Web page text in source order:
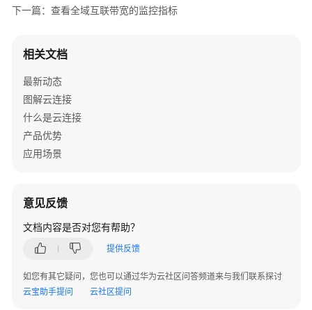
与
CES
服
心
网
的
网
络
下一篇：查看全域互联带宽的监控指标
相关文档
最新动态
图解云连接
什么是云连接
产品优势
应用场景
意见反馈
文档内容是否对您有帮助？
提供反馈
如您有其它疑问，您也可以通过华为云社区问答频道来与我们联系探讨
云宝助手提问
云社区提问